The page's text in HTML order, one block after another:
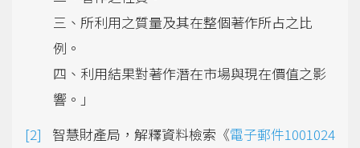
三、所利用之質量及其在整個著作所占之比
例。
四、利用結果對著作潛在市場與現在價值之影
響。」
智慧財產局，解釋資料檢索《電子郵件1001024